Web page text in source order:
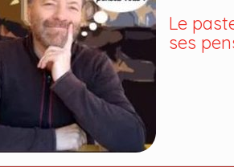
Le
ses